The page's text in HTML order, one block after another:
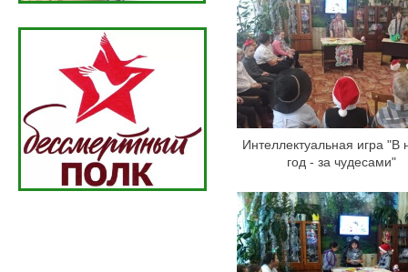
Интеллектуальная игра "В
год - за чудесами"